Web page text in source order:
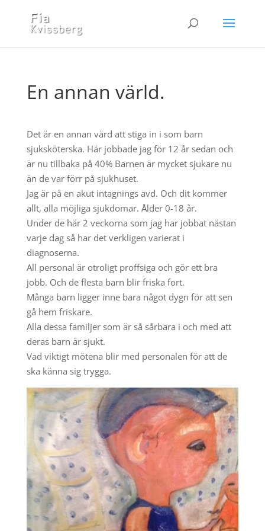
En annan värld.
Det är en annan värd att stiga in i som barn
sjuksköterska. Här jobbade jag för 12 år sedan och
är nu tillbaka på 40% Barnen är mycket sjukare nu
än de var förr på sjukhuset.
Jag är på en akut intagnings avd. Och dit kommer
allt, alla möjliga sjukdomar. Ålder 0-18 år.
Under de här 2 veckorna som jag har jobbat nästan
varje dag så har det verkligen varierat i
diagnoserna.
All personal är otroligt proffsiga och gör ett bra
jobb. Och de flesta barn blir friska fort.
Många barn ligger inne bara något dygn för att sen
gå hem friskare.
Alla dessa familjer som är så sårbara i och med att
deras barn är sjukt.
Vad viktigt mötena blir med personalen för att de
ska känna sig trygga.